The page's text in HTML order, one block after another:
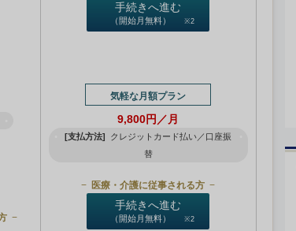
手続きへ進む
（開始月無料） ※2
気軽な月額プラン
9,800円／月
[支払方法]
クレジットカード払い／口座振
替
医療・介護に従事される方
手続きへ進む
（開始月無料） ※2